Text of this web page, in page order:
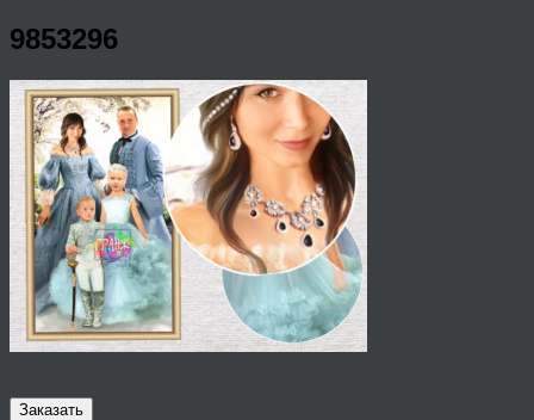
9853296
Заказать